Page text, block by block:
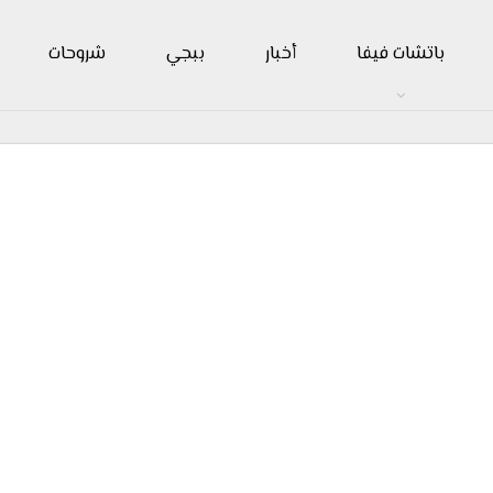
باتشات فيفا أخبار ببجي شروحات